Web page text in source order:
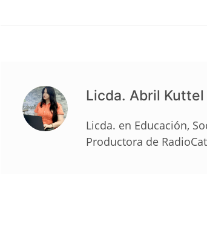
Licda. Abril Kuttel
Licda. en Educación,
Productora de